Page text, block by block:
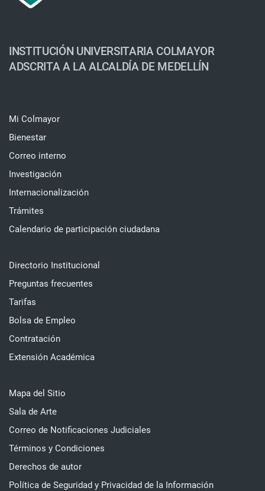
INSTITUCIÓN UNIVERSITARIA COLMAYOR
ADSCRITA A LA ALCALDÍA DE MEDELLÍN
Mi Colmayor
Bienestar
Correo interno
Investigación
Internacionalización
Trámites
Calendario de participación ciudadana
Directorio Institucional
Preguntas frecuentes
Tarifas
Bolsa de Empleo
Contratación
Extensión Académica
Mapa del Sitio
Sala de Arte
Correo de Notificaciones Judiciales
Términos y Condiciones
Derechos de autor
Política de Seguridad y Privacidad de la Información